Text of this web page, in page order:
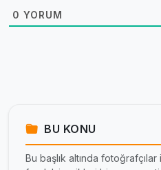
0 YORUM
BU KONU
Bu başlık altında fotoğrafçılar